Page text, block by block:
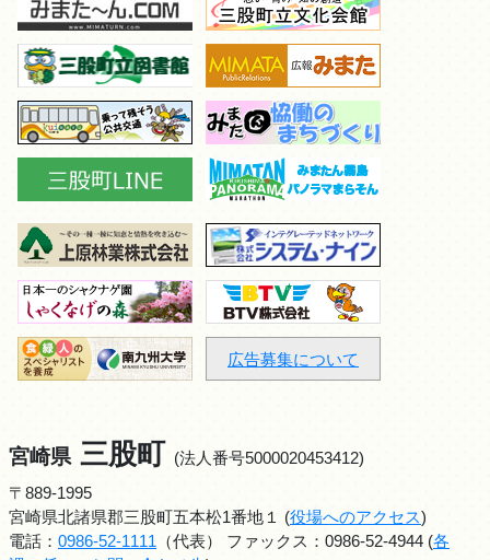
広告募集について
宮崎県 三股町 (法人番号5000020453412)
〒889-1995
宮崎県北諸県郡三股町五本松1番地１ (役場へのアクセス)
電話： 0986-52-1111 （代表） ファックス：0986-52-4944 (各